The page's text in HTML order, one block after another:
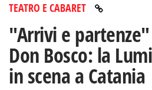
TEATRO E CABARET
"Arrivi e
Don Bosco: la
in scena a Catania